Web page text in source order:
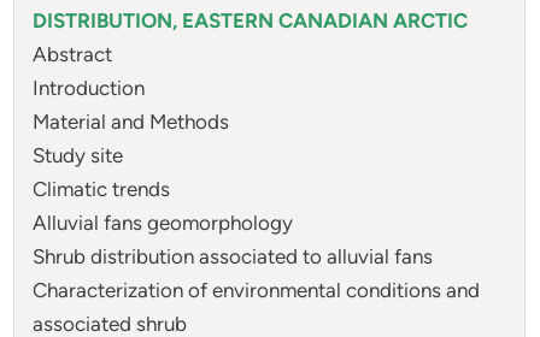
DISTRIBUTION, EASTERN CANADIAN ARCTIC
Abstract
Introduction
Material and Methods
Study site
Climatic trends
Alluvial fans geomorphology
Shrub distribution associated to alluvial fans
Characterization of environmental conditions and
associated shrub